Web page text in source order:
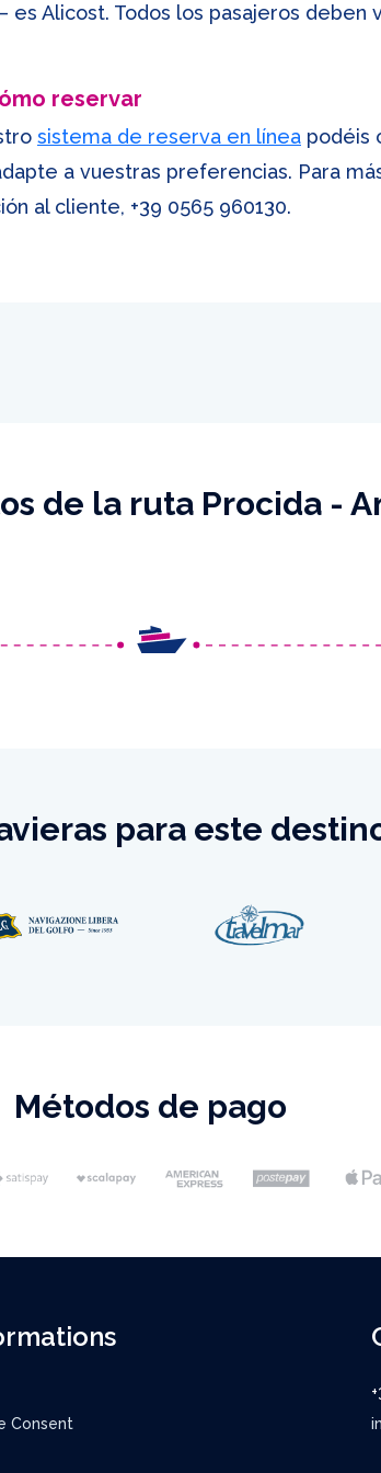
es Alicost. Todos los pasajeros deben
reservar
sistema de reserva en línea podéis
a vuestras preferencias. Para
al cliente, +39 0565 960130.
de la ruta Procida -
para este
Métodos de pago
Consent